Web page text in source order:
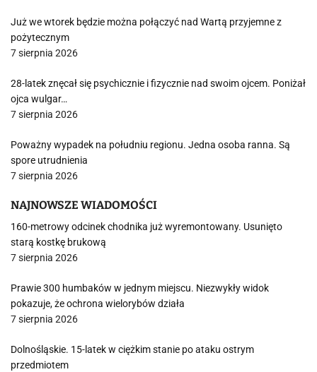
Już we wtorek będzie można połączyć nad Wartą przyjemne z
pożytecznym
7 sierpnia 2026
28-latek znęcał się psychicznie i fizycznie nad swoim ojcem. Poniżał
ojca wulgar…
7 sierpnia 2026
Poważny wypadek na południu regionu. Jedna osoba ranna. Są
spore utrudnienia
7 sierpnia 2026
NAJNOWSZE WIADOMOŚCI
160-metrowy odcinek chodnika już wyremontowany. Usunięto
starą kostkę brukową
7 sierpnia 2026
Prawie 300 humbaków w jednym miejscu. Niezwykły widok
pokazuje, że ochrona wielorybów działa
7 sierpnia 2026
Dolnośląskie. 15-latek w ciężkim stanie po ataku ostrym
przedmiotem